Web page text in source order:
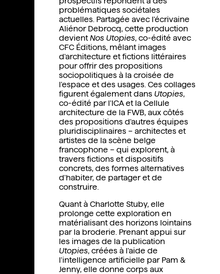
problématiques sociétales
actuelles. Partagée avec l'écrivaine
Aliénor Debrocq, cette production
devient Nos Utopies, co-édité avec
CFC Éditions, mêlant images
d'architecture et fictions littéraires
pour offrir des propositions
sociopolitiques à la croisée de
l'espace et des usages. Ces collages
figurent également dans Utopies,
co-édité par l'ICA et la Cellule
architecture de la FWB, aux côtés
des propositions d'autres équipes
pluridisciplinaires – architectes et
artistes de la scène belge
francophone – qui explorent, à
travers fictions et dispositifs
concrets, des formes alternatives
d'habiter, de partager et de
construire.
Quant à Charlotte Stuby, elle
prolonge cette exploration en
matérialisant des horizons lointains
par la broderie. Prenant appui sur
les images de la publication
Utopies, créées à l'aide de
l'intelligence artificielle par Pam &
Jenny, elle donne corps aux